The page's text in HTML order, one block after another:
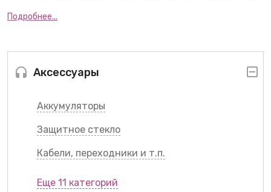
Аксессуары
Аккумуляторы
Защитное стекло
Кабели, переходники и т.п.
Еще 11 категорий
Подробнее...